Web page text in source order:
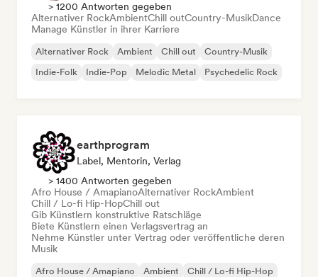
> 1200 Antworten gegeben
Alternativer RockAmbientChill outCountry-MusikDance
Manage Künstler in ihrer Karriere
Alternativer Rock Ambient Chill out
Country-Musik
Indie-Folk
Indie-Pop Melodic Metal Psychedelic Rock
earthprogram
Label, Mentorin, Verlag
> 1400 Antworten gegeben
Afro House / AmapianoAlternativer RockAmbient
Chill / Lo-fi Hip-HopChill out
Gib Künstlern konstruktive Ratschläge
Biete Künstlern einen Verlagsvertrag an
Nehme Künstler unter Vertrag oder veröffentliche deren
Musik
Afro House / Amapiano Ambient
Chill / Lo-fi Hip-Hop